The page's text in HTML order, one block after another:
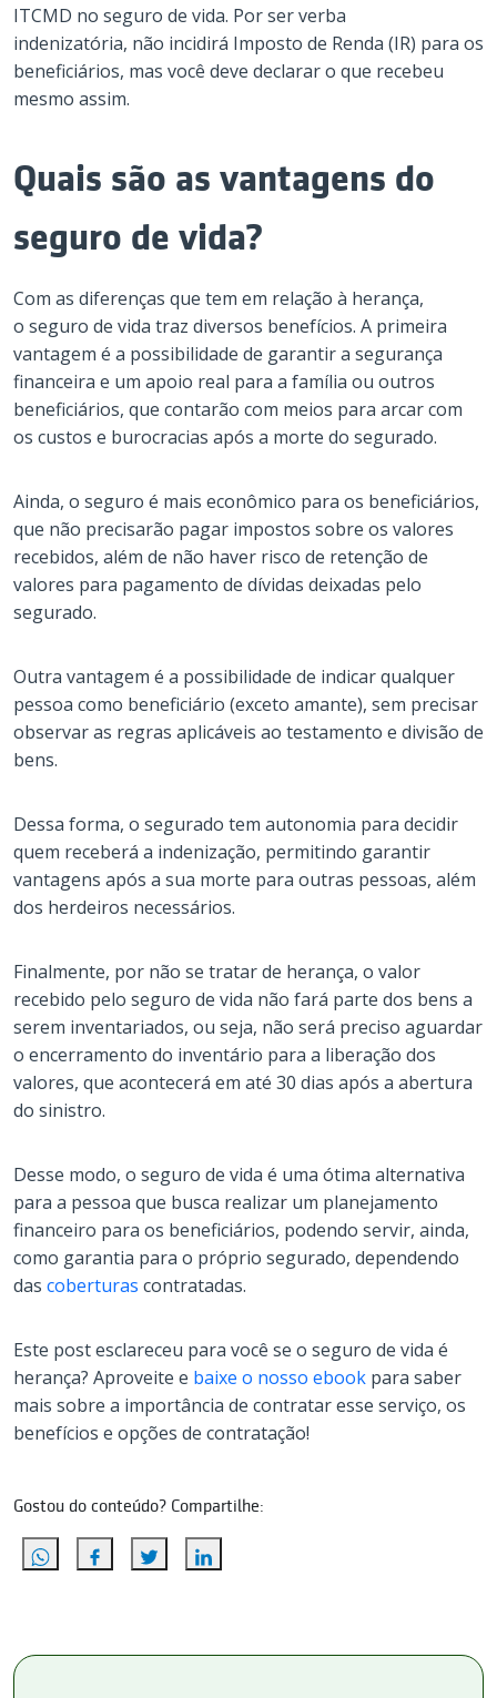
ITCMD no seguro de vida. Por ser verba
indenizatória, não incidirá Imposto de Renda (IR) para os
beneficiários, mas você deve declarar o que recebeu
mesmo assim.
Quais são as vantagens do
seguro de vida?
Com as diferenças que tem em relação à herança,
o seguro de vida traz diversos benefícios. A primeira
vantagem é a possibilidade de garantir a segurança
financeira e um apoio real para a família ou outros
beneficiários, que contarão com meios para arcar com
os custos e burocracias após a morte do segurado.
Ainda, o seguro é mais econômico para os beneficiários,
que não precisarão pagar impostos sobre os valores
recebidos, além de não haver risco de retenção de
valores para pagamento de dívidas deixadas pelo
segurado.
Outra vantagem é a possibilidade de indicar qualquer
pessoa como beneficiário (exceto amante), sem precisar
observar as regras aplicáveis ao testamento e divisão de
bens.
Dessa forma, o segurado tem autonomia para decidir
quem receberá a indenização, permitindo garantir
vantagens após a sua morte para outras pessoas, além
dos herdeiros necessários.
Finalmente, por não se tratar de herança, o valor
recebido pelo seguro de vida não fará parte dos bens a
serem inventariados, ou seja, não será preciso aguardar
o encerramento do inventário para a liberação dos
valores, que acontecerá em até 30 dias após a abertura
do sinistro.
Desse modo, o seguro de vida é uma ótima alternativa
para a pessoa que busca realizar um planejamento
financeiro para os beneficiários, podendo servir, ainda,
como garantia para o próprio segurado, dependendo
das coberturas contratadas.
Este post esclareceu para você se o seguro de vida é
herança? Aproveite e baixe o nosso ebook para saber
mais sobre a importância de contratar esse serviço, os
benefícios e opções de contratação!
Gostou do conteúdo? Compartilhe: